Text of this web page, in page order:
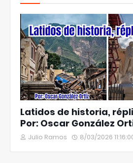
Latidos de historia,
Por: Oscar González
Julio Ramos 8/03/2026